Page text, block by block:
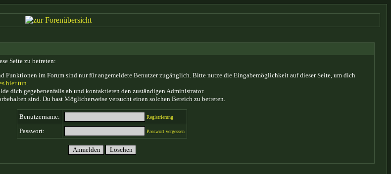
Seite zu betreten:
Funktionen im Forum sind nur für angemeldete Benutzer zugänglich. Bitte nutze die Eingabemöglichkeit auf dieser Seite, um dich
hier tun.
dich gegebenenfalls ab und kontaktieren den zuständigen Administrator.
sind. Du hast Möglicherweise versucht einen solchen Bereich zu betreten.
Benutzername: Registrierung
Passwort: Passwort vergessen